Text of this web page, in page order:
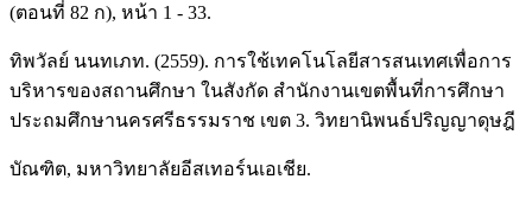
(ตอนที่ 82 ก), หน้า 1 - 33.
ทิพวัลย์ นนทเภท. (2559). การใช้เทคโนโลยีสารสนเทศเพื่อการ
บริหารของสถานศึกษา ในสังกัด สำนักงานเขตพื้นที่การศึกษา
ประถมศึกษานครศรีธรรมราช เขต 3. วิทยานิพนธ์ปริญญาดุษฎี
บัณฑิต, มหาวิทยาลัยอีสเทอร์นเอเชีย.